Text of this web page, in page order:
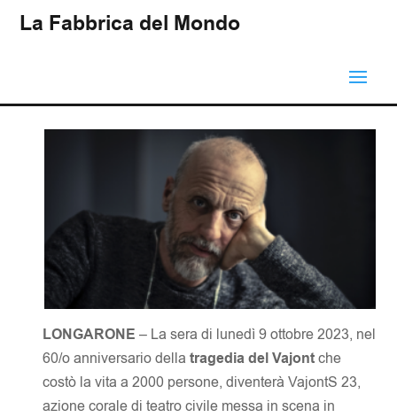
La Fabbrica del Mondo
LONGARONE – La sera di lunedì 9 ottobre 2023, nel
60/o anniversario della tragedia del Vajontche
costò la vita a 2000 persone, diventerà VajontS 23,
azione corale di teatro civile messa in scena in